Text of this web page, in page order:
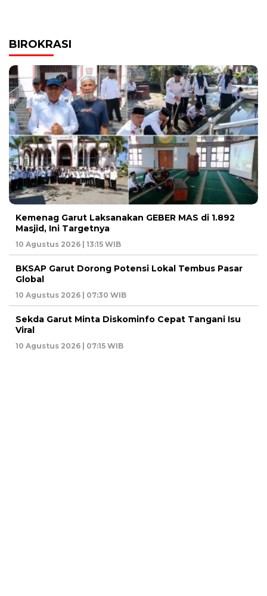
BIROKRASI
Kemenag Garut Laksanakan GEBER MAS di 1.892
Masjid, Ini Targetnya
10 Agustus 2026 | 13:15 WIB
BKSAP Garut Dorong Potensi Lokal Tembus Pasar
Global
10 Agustus 2026 | 07:30 WIB
Sekda Garut Minta Diskominfo Cepat Tangani Isu
Viral
10 Agustus 2026 | 07:15 WIB